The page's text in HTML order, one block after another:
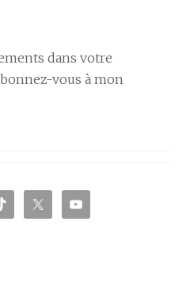
dans votre
vous à mon